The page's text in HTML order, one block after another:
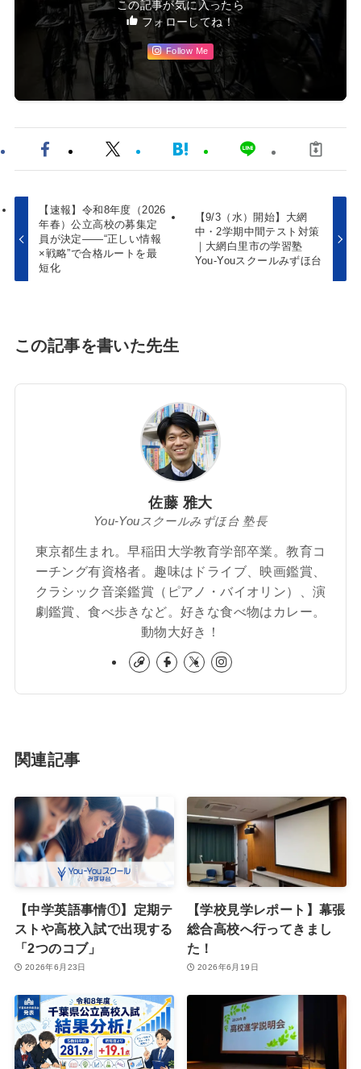
この記事が気に入ったら
フォローしてね！
Follow Me
【速報】令和8年度（2026
年春）公立高校の募集定
員が決定——“正しい情報
×戦略”で合格ルートを最
短化
【9/3（水）開始】大網
中・2学期中間テスト対策
｜大網白里市の学習塾
You-Youスクールみずほ台
この記事を書いた先生
佐藤 雅大
You-Youスクールみずほ台 塾長
東京都生まれ。早稲田大学教育学部卒業。教育コ
ーチング有資格者。趣味はドライブ、映画鑑賞、
クラシック音楽鑑賞（ピアノ・バイオリン）、演
劇鑑賞、食べ歩きなど。好きな食べ物はカレー。
動物大好き！
関連記事
【中学英語事情①】定期テ
ストや高校入試で出現する
「2つのコブ」
2026年6月23日
【学校見学レポート】幕張
総合高校へ行ってきまし
た！
2026年6月19日